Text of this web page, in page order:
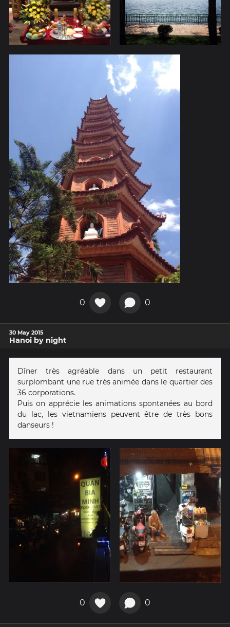
0 0
30 May 2015
Hanoi by night
Dîner très agréable dans un petit restaurant
surplombant une rue très animée dans le quartier des
36 corporations.
Puis on apprécie les animations spontanées au bord
du lac, les vietnamiens peuvent être de très bons
danseurs !
0 0